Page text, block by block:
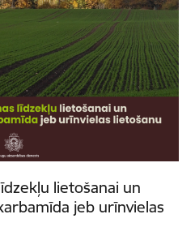
lietošanai un
jeb urīnvielas